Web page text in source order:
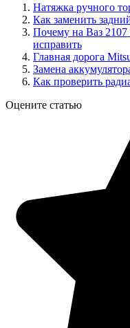
Натяжка ручного
Как заменить
Почему на Ваз 2107
исправить
Главная дорога
Замена
Как проверить
Оцените статью